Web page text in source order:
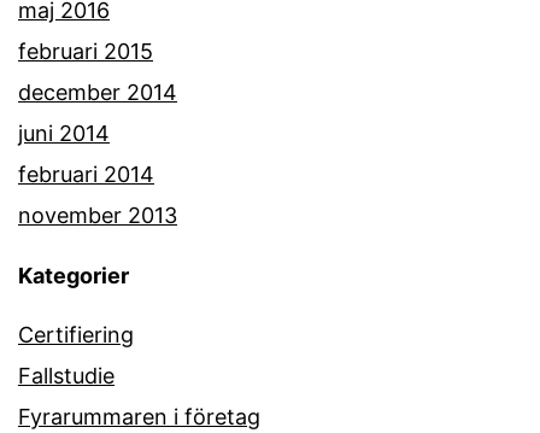
maj 2016
februari 2015
december 2014
juni 2014
februari 2014
november 2013
Kategorier
Certifiering
Fallstudie
Fyrarummaren i företag